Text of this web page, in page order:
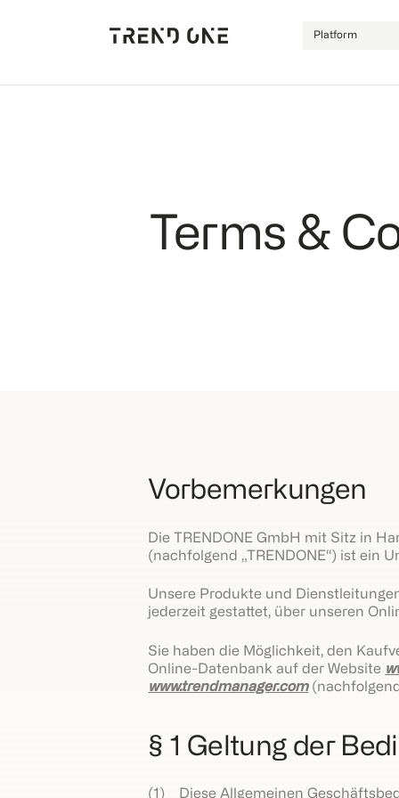
Platform
Terms &
Vorbemerkungen
Die TRENDONE GmbH mit Sitz in
(nachfolgend „TRENDONE“) ist ein
Unsere Produkte und
jederzeit gestattet, über unseren
Sie haben die Möglichkeit, den
Online-Datenbank auf der Website
www.trendmanager.com
§ 1 Geltung der
(1) Diese Allgemeinen